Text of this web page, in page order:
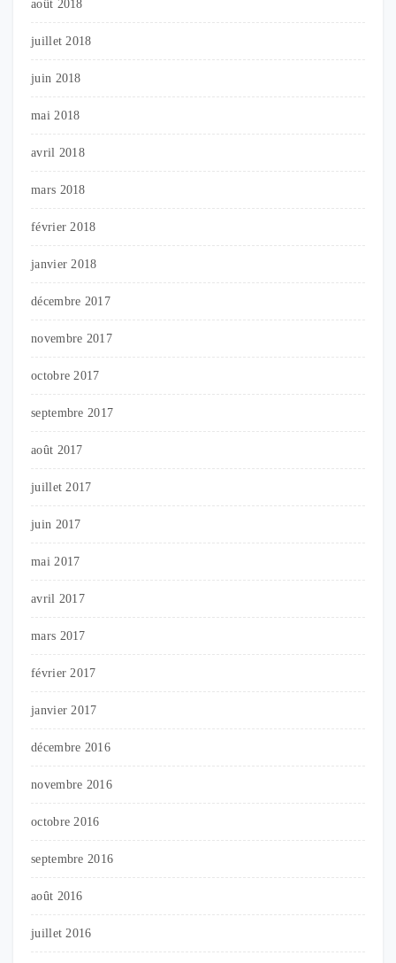
août 2018
juillet 2018
juin 2018
mai 2018
avril 2018
mars 2018
février 2018
janvier 2018
décembre 2017
novembre 2017
octobre 2017
septembre 2017
août 2017
juillet 2017
juin 2017
mai 2017
avril 2017
mars 2017
février 2017
janvier 2017
décembre 2016
novembre 2016
octobre 2016
septembre 2016
août 2016
juillet 2016